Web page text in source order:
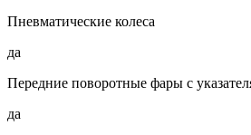
Пневматические колеса
да
Передние поворотные фары с
да